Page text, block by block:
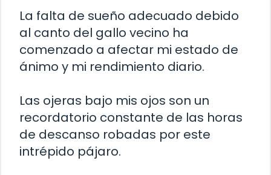
La falta de sueño adecuado debido
al canto del gallo vecino ha
comenzado a afectar mi estado de
ánimo y mi rendimiento diario.
Las ojeras bajo mis ojos son un
recordatorio constante de las horas
de descanso robadas por este
intrépido pájaro.